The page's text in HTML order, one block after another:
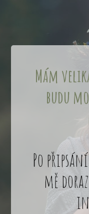
Mám
budu
Po
mě